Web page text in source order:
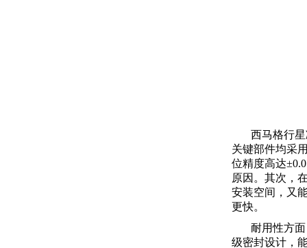
西马格行
关键部件均采
位精度高达
原因。其次，
安装空间，又
更快。
耐用性方
级密封设计，